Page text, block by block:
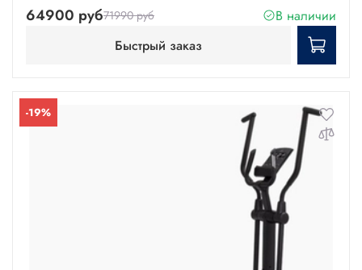
64900 руб71990 руб
В наличии
Быстрый заказ
-19%